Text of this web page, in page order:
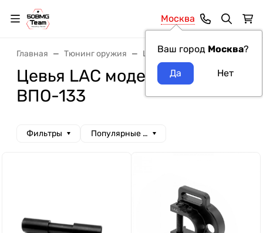
Москва
Ваш город Москва?
Главная Тюнинг оружия Цевья Цевья LAC
Цевья LAC модель оружия
ВПО-133
Фильтры Популярные сначала